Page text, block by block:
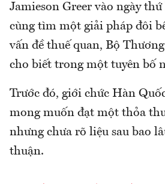
Jamieson Greer vào ngày
cùng tìm một giải pháp đôi
vấn đề thuế quan, Bộ
cho biết trong một tuyên bố
Trước đó, giới chức Hàn
mong muốn đạt một thỏa
nhưng chưa rõ liệu sau bao
thuận.